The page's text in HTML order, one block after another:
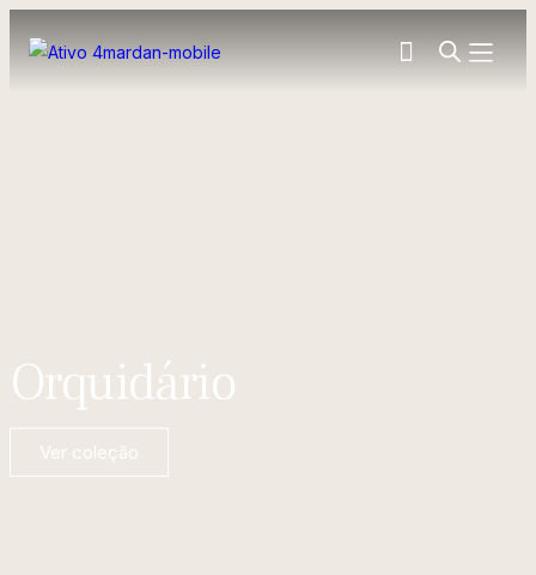
Orquidário
Ver coleção